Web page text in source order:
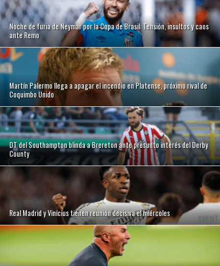
Noche de furia de Neymar por la Copa de Brasil: Tensión, insultos y caos
ante Remo
Martín Palermo llega a apagar el incendio en Platense, próximo rival de
Coquimbo Unido
DT del Southampton blinda a Brereton ante presunto interés del Derby
County
Real Madrid y Vinícius tienen reunión decisiva el miércoles